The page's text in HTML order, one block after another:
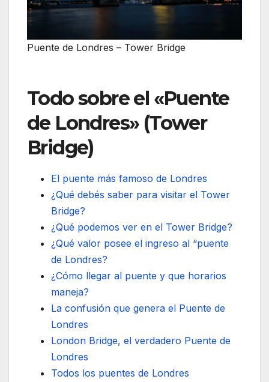
Puente de Londres – Tower Bridge
Todo sobre el «Puente
de Londres» (Tower
Bridge)
El puente más famoso de Londres
¿Qué debés saber para visitar el Tower
Bridge?
¿Qué podemos ver en el Tower Bridge?
¿Qué valor posee el ingreso al “puente
de Londres?
¿Cómo llegar al puente y que horarios
maneja?
La confusión que genera el Puente de
Londres
London Bridge, el verdadero Puente de
Londres
Todos los puentes de Londres